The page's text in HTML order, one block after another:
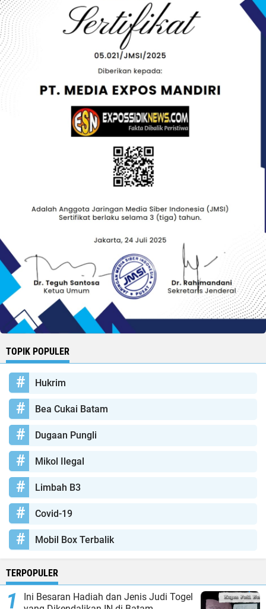
TOPIK POPULER
Hukrim
Bea Cukai Batam
Dugaan Pungli
Mikol Ilegal
Limbah B3
Covid-19
Mobil Box Terbalik
TERPOPULER
Ini Besaran Hadiah dan Jenis Judi Togel